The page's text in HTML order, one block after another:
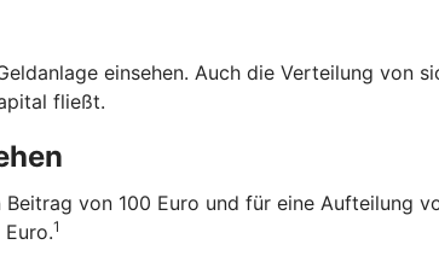
einsehen. Auch die Verteilung
fließt.
von 100 Euro und für eine Aufteilung
1